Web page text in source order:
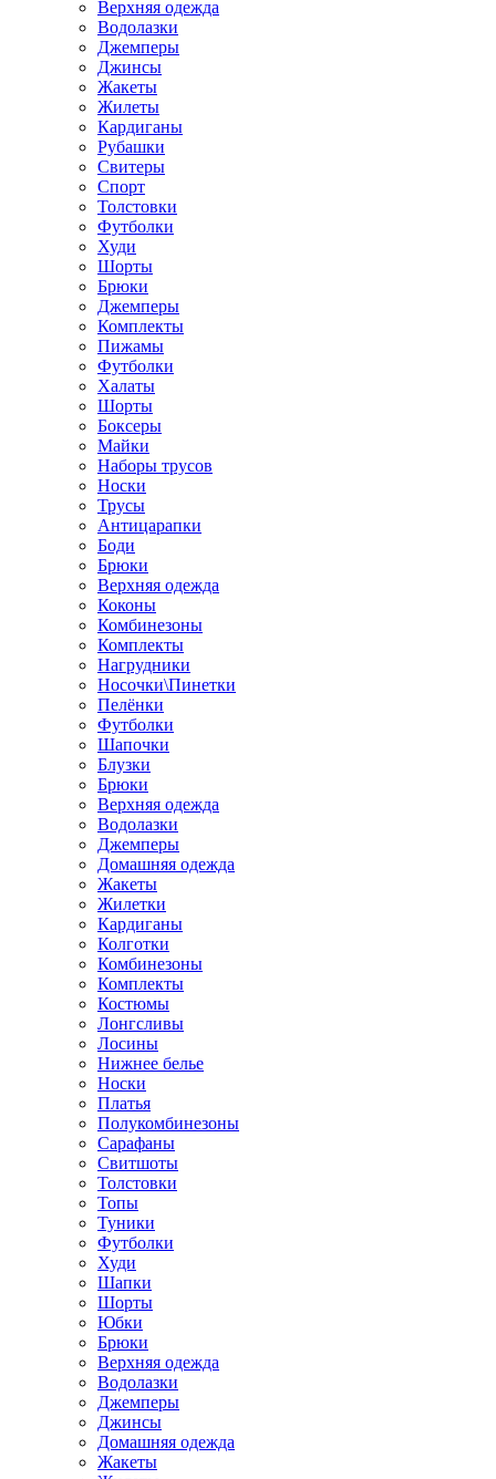
Верхняя одежда
Водолазки
Джемперы
Джинсы
Жакеты
Жилеты
Кардиганы
Рубашки
Свитеры
Спорт
Толстовки
Футболки
Худи
Шорты
Брюки
Джемперы
Комплекты
Пижамы
Футболки
Халаты
Шорты
Боксеры
Майки
Наборы трусов
Носки
Трусы
Антицарапки
Боди
Брюки
Верхняя одежда
Коконы
Комбинезоны
Комплекты
Нагрудники
Носочки\Пинетки
Пелёнки
Футболки
Шапочки
Блузки
Брюки
Верхняя одежда
Водолазки
Джемперы
Домашняя одежда
Жакеты
Жилетки
Кардиганы
Колготки
Комбинезоны
Комплекты
Костюмы
Лонгсливы
Лосины
Нижнее белье
Носки
Платья
Полукомбинезоны
Сарафаны
Свитшоты
Толстовки
Топы
Туники
Футболки
Худи
Шапки
Шорты
Юбки
Брюки
Верхняя одежда
Водолазки
Джемперы
Джинсы
Домашняя одежда
Жакеты